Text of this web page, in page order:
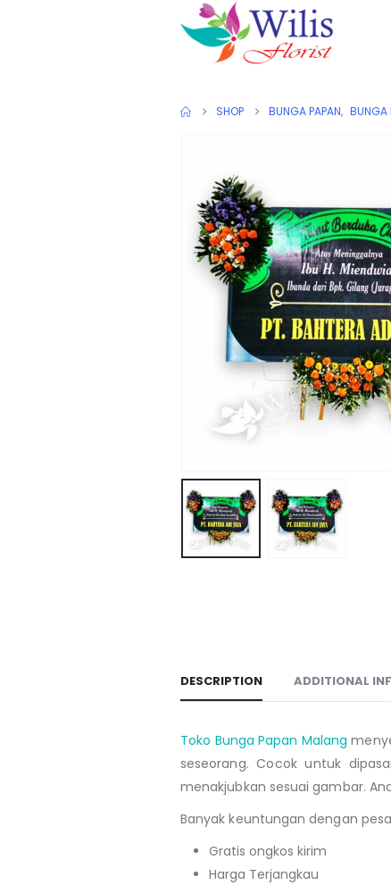
SHOP BUNGA PAPAN, BUNGA
DESCRIPTION ADDITIONAL
Toko Bunga Papan Malang
seseorang. Cocok untuk
menakjubkan sesuai gambar.
Banyak keuntungan dengan
Gratis ongkos kirim
Harga Terjangkau